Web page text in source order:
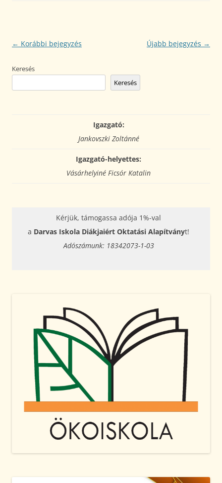
Bejegyzés
← Korábbi bejegyzés Újabb bejegyzés →
Keresés
Keresés
Igazgató:
Jankovszki Zoltánné
Igazgató-helyettes:
Vásárhelyiné Ficsór Katalin
Kérjük, támogassa adója 1%-val
a Darvas Iskola Diákjaiért Oktatási Alapítványt!
Adószámunk: 18342073-1-03